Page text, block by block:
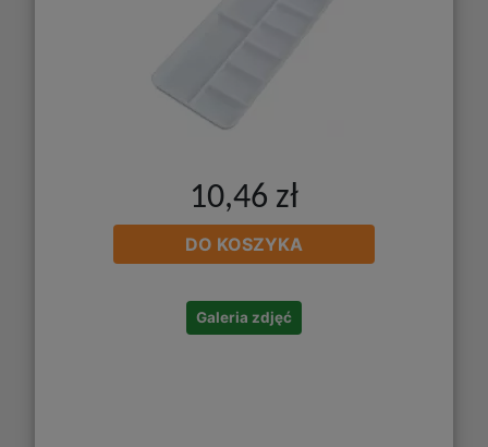
10,46 zł
DO KOSZYKA
Galeria zdjęć